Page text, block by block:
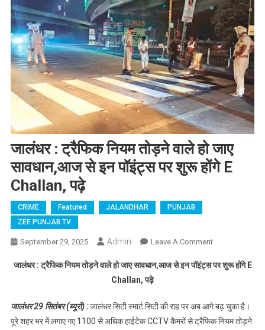
जालंधर : ट्रैफिक नियम तोड़ने वाले हो जाए
सावधान,आज से इन पॉइंट्स पर शुरू होंगे E
Challan, पढ़े
CRIME Featured JALANDHAR
PUNJAB
ZEE PUNJAB TV
September 29, 2025 Admin Leave A CommentOn जालंधर :
तोड़ने वाले हो
से इन पॉइंट्स
पर शुरू होंगे E
जालंधर : ट्रैफिक नियम तोड़ने वाले हो जाए सावधान,आज से इन पॉइंट्स पर शुरू होंगे E
Challan, पढ़े
जालंधर 29 सितंबर (ब्यूरो) :जालंधर सिटी स्मार्ट सिटी की राह पर अब आगे बढ़ चुका है।
पूरे शहर भर में लगाए गए 1100 से अधिक हाईटेक CCTV कैमरों से ट्रैफिक नियम तोड़ने